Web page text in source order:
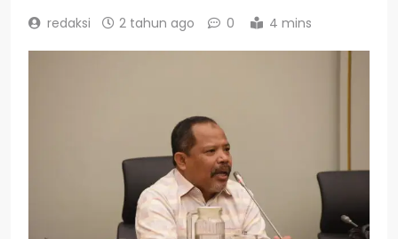
redaksi 2 tahun ago 0 4 mins